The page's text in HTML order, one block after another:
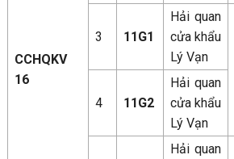
CCHQKV
16
3 11G1
Hải quan
cửa khẩu
Lý Vạn
4 11G2
Hải quan
cửa khẩu
Lý Vạn
Hải quan